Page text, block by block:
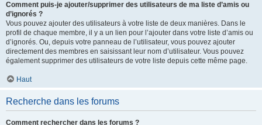
Comment puis-je ajouter/supprimer des utilisateurs de ma liste d’amis ou
d’ignorés ?
Vous pouvez ajouter des utilisateurs à votre liste de deux manières. Dans le
profil de chaque membre, il y a un lien pour l’ajouter dans votre liste d’amis ou
d’ignorés. Ou, depuis votre panneau de l’utilisateur, vous pouvez ajouter
directement des membres en saisissant leur nom d’utilisateur. Vous pouvez
également supprimer des utilisateurs de votre liste depuis cette même page.
Haut
Recherche dans les forums
Comment rechercher dans les forums ?